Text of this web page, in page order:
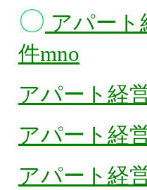
〇 アパート
件mno
アパート経
アパート経
アパート経